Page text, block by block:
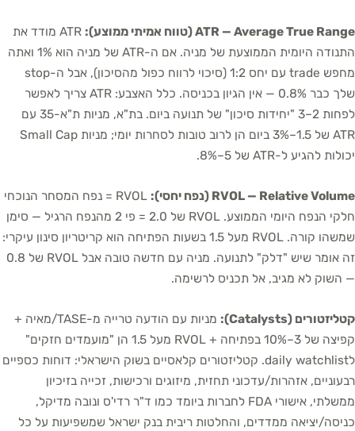
ATR — Average True Range (טווח אמיתי ממוצע):
ATR מודד את
התנודה היומית הממוצעת של מניה. אם ה-ATR של מניה הוא 1% ואתה
מחפש trade עם יחס 1:2 (סיכוי לרווח כפול מהסיכון), אבל ה-stop
שלך כבר 0.8% — אין הגיון בכניסה. כלל האצבע: ATR צריך לאפשר
לפחות 2–3 "יחידות סיכון" של תנועה ביום. בת"א, מניות ת"א-35 עם
ATR של 1.5–3% ביום הן לרוב טובות לסחרות יומי; מניות Small Cap
יכולות להגיע ל-ATR של 5–8%.
RVOL — Relative Volume (נפח יחסי):
RVOL = נפח המסחר הנוכחי
חלקי הנפח היומי הממוצע. RVOL של 2.0 = פי 2 מהנפח הרגיל — סימן
שמשהו קורה. RVOL מעל 1.5 בשעות הפתיחה הוא קריטריון סינון עיקרי:
זה אומר שיש "דלק" לתנועה. מניה עם חדשה טובה אבל RVOL של 0.8
— השוק לא מגיב, אל תכניס לרשימה.
קטליזטורים (Catalysts):
מניות עם הודעה טרייה מ-TASE/מאיה +
קפיצה של 3–10% בפתיחה + RVOL מעל 1.5 הן "מועמדים חזקים"
לdaily watchlist. קטליזטורים קלאסיים בשוק הישראלי: דוחות כספיים
רבעוניים, אזהרות/עדכוני תחזית, מיזוגים ורכישות, זכייה בזיכיון
ממשלתי, אישורי FDA לחברות ביומד כמו ד"ר רדי'ס ונובה מדיקל,
כניסה/יציאה ממדדים, והחלטות ריבית בנק ישראל שמשפיעות על כל